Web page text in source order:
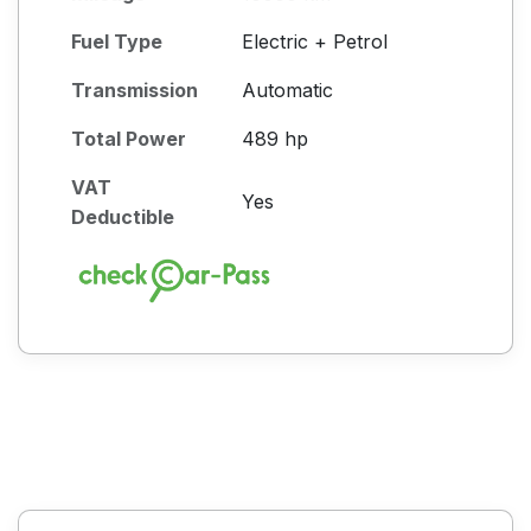
Fuel Type Electric + Petrol
Transmission Automatic
Total Power 489 hp
VAT
Deductible
Yes